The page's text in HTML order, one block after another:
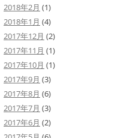
2018年2月 (1)
2018年1月 (4)
2017年12月 (2)
2017年11月 (1)
2017年10月 (1)
2017年9月 (3)
2017年8月 (6)
2017年7月 (3)
2017年6月 (2)